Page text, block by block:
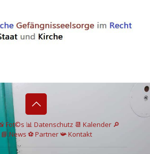
Fot©s 📊 Datenschutz 📆 Kalender 🔎
📘 News ⚽Partner📯Kontakt